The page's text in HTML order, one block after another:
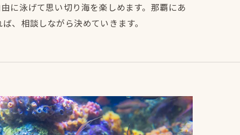
に泳げて思い切り海を楽しめます。那覇にあ
、相談しながら決めていきます。